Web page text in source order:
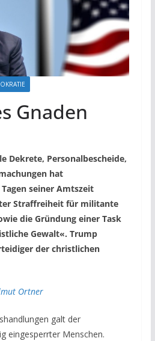
Gnaden
Dekrete, Personalbescheide,
hat
seiner Amtszeit
Straffreiheit für militante
die Gründung einer Task
Gewalt«. Trump
der christlichen
Ortner
galt der
eingesperrter Menschen.